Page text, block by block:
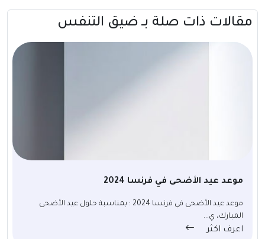
مقالات ذات صلة بــ ضيق التنفس
موعد عيد الأضحى في فرنسا 2024
موعد عيد الأضحى في فرنسا 2024 : بمناسبة حلول عيد الأضحى
المبارك، ي...
اعرف اكثر